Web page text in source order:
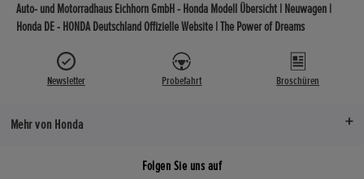
Auto- und Motorradhaus Eichhorn GmbH - Honda Modell Übersicht | Neuwagen |
Honda DE - HONDA Deutschland Offizielle Website | The Power of Dreams
Newsletter Probefahrt Broschüren
Mehr von Honda
Folgen Sie uns auf